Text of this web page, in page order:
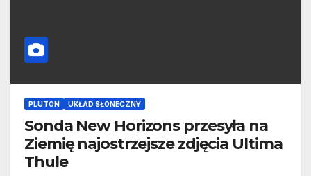
PLUTON UKŁAD SŁONECZNY
Sonda New Horizons przesyła na
Ziemię najostrzejsze zdjęcia Ultima
Thule